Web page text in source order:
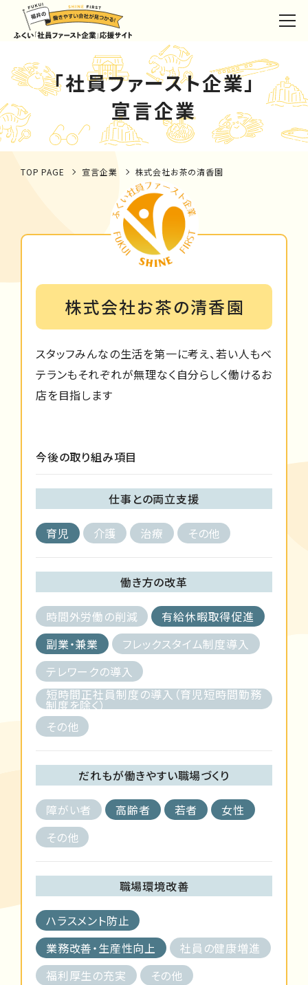
「社員ファースト企業」
宣言企業
TOP PAGE 宣言企業 株式会社お茶の清香園
株式会社お茶の清香園
スタッフみんなの生活を第一に考え、若い人もベ
テランもそれぞれが無理なく自分らしく働けるお
店を目指します
今後の取り組み項目
仕事との両立支援
育児 介護 治療 その他
働き方の改革
時間外労働の削減
有給休暇取得促進
副業・兼業
フレックスタイム制度導入
テレワークの導入
短時間正社員制度の導入（育児短時間勤務
制度を除く）
その他
だれもが働きやすい職場づくり
障がい者 高齢者 若者
女性
その他
職場環境改善
ハラスメント防止
業務改善・生産性向上
社員の健康増進
福利厚生の充実
その他